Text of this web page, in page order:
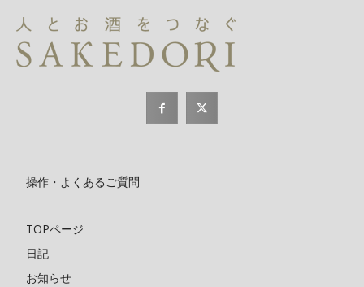
操作・よくあるご質問
TOPページ
日記
お知らせ